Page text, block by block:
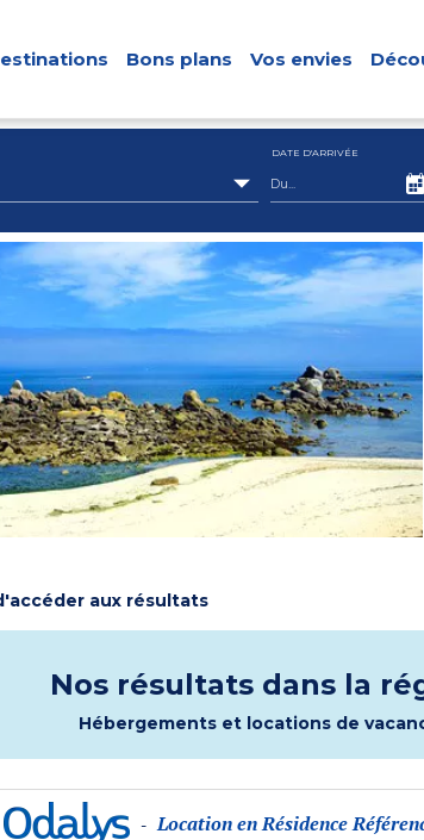
Bons plans Vos envies
DATE D'ARRIVÉE
aux résultats
Nos résultats dans la
Hébergements et locations de
- Location en Résidence